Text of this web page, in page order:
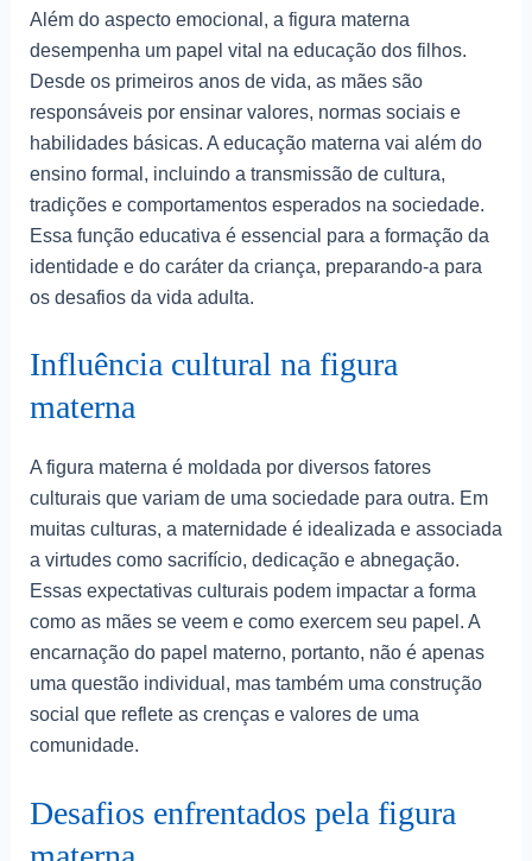
Além do aspecto emocional, a figura materna
desempenha um papel vital na educação dos filhos.
Desde os primeiros anos de vida, as mães são
responsáveis por ensinar valores, normas sociais e
habilidades básicas. A educação materna vai além do
ensino formal, incluindo a transmissão de cultura,
tradições e comportamentos esperados na sociedade.
Essa função educativa é essencial para a formação da
identidade e do caráter da criança, preparando-a para
os desafios da vida adulta.
Influência cultural na figura
materna
A figura materna é moldada por diversos fatores
culturais que variam de uma sociedade para outra. Em
muitas culturas, a maternidade é idealizada e associada
a virtudes como sacrifício, dedicação e abnegação.
Essas expectativas culturais podem impactar a forma
como as mães se veem e como exercem seu papel. A
encarnação do papel materno, portanto, não é apenas
uma questão individual, mas também uma construção
social que reflete as crenças e valores de uma
comunidade.
Desafios enfrentados pela figura